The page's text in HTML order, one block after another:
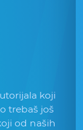
koji
trebaš još
od naših